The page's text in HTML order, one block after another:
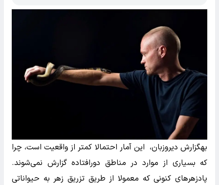
بهگزارش دیروزبان، این آمار احتمالا کمتر از واقعیت است، چرا
که بسیاری از موارد در مناطق دورافتاده گزارش نمی‌شوند.
پادزهرهای کنونی که معمولا از طریق تزریق زهر به حیواناتی